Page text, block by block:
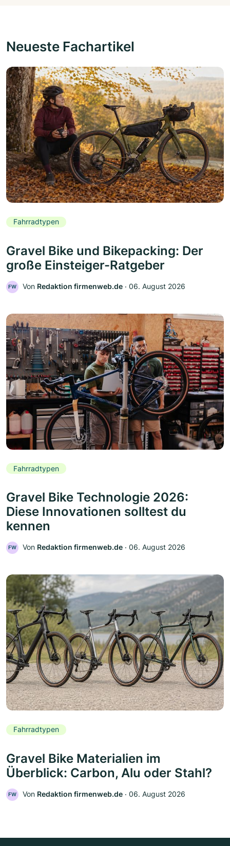
Neueste Fachartikel
Fahrradtypen
Gravel Bike und Bikepacking: Der
große Einsteiger-Ratgeber
FW Von Redaktion firmenweb.de ‧ 06. August 2026
Fahrradtypen
Gravel Bike Technologie 2026:
Diese Innovationen solltest du
kennen
FW Von Redaktion firmenweb.de ‧ 06. August 2026
Fahrradtypen
Gravel Bike Materialien im
Überblick: Carbon, Alu oder Stahl?
FW Von Redaktion firmenweb.de ‧ 06. August 2026